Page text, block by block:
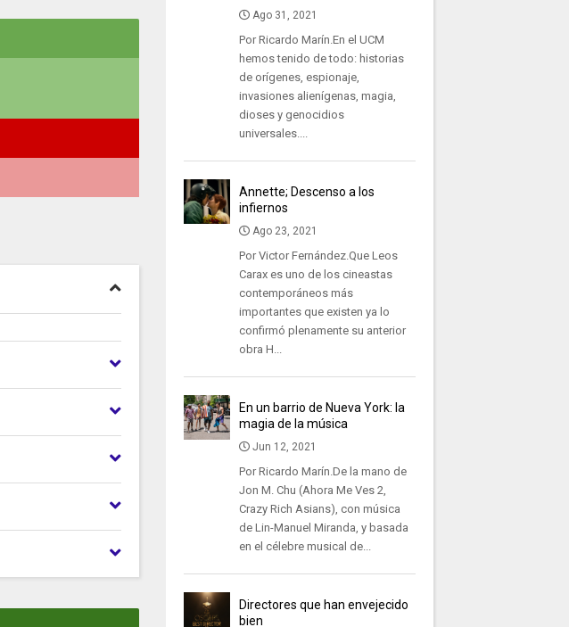
Ago 31, 2021
Por Ricardo Marín.En el UCM
hemos tenido de todo: historias
de orígenes, espionaje,
invasiones alienígenas, magia,
dioses y genocidios
universales....
Annette; Descenso a los
infiernos
Ago 23, 2021
Por Victor Fernández.Que Leos
Carax es uno de los cineastas
contemporáneos más
importantes que existen ya lo
confirmó plenamente su anterior
obra H...
En un barrio de Nueva York: la
magia de la música
Jun 12, 2021
Por Ricardo Marín.De la mano de
Jon M. Chu (Ahora Me Ves 2,
Crazy Rich Asians), con música
de Lin-Manuel Miranda, y basada
en el célebre musical de...
Directores que han envejecido
bien